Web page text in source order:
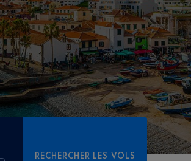
RECHERCHER LES VOLS